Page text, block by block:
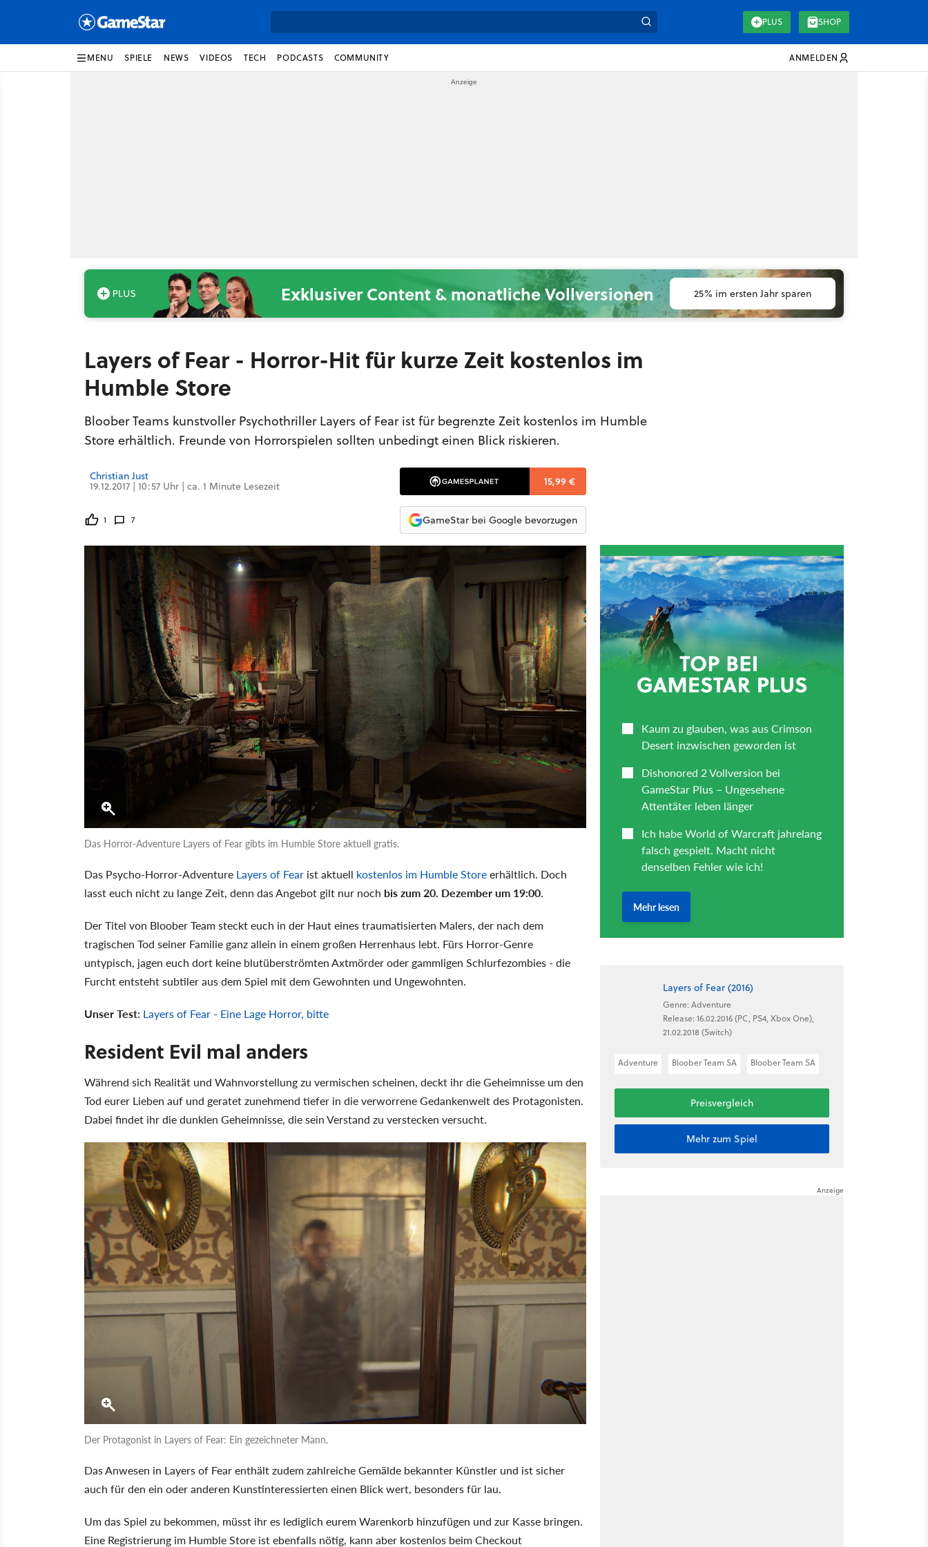
PLUS SHOP
MENU SPIELE NEWS VIDEOS TECH PODCASTS COMMUNITY ANMELDEN
Exklusiver Content & monatliche Vollversionen 25% im ersten Jahr sparen
Layers of Fear - Horror-Hit für kurze Zeit kostenlos im
Humble Store
Bloober Teams kunstvoller Psychothriller Layers of Fear ist für begrenzte Zeit kostenlos im Humble
Store erhältlich. Freunde von Horrorspielen sollten unbedingt einen Blick riskieren.
Christian Just
19.12.2017 | 10:57 Uhr | ca. 1 Minute Lesezeit
1 7
15,99 €
GameStar bei Google bevorzugen
Das Horror-Adventure Layers of Fear gibts im Humble Store aktuell gratis.
Das Psycho-Horror-Adventure Layers of Fear ist aktuell kostenlos im Humble Storeerhältlich. Doch
lasst euch nicht zu lange Zeit, denn das Angebot gilt nur noch bis zum 20. Dezember um 19:00.
Der Titel von Bloober Team steckt euch in der Haut eines traumatisierten Malers, der nach dem
tragischen Tod seiner Familie ganz allein in einem großen Herrenhaus lebt. Fürs Horror-Genre
untypisch, jagen euch dort keine blutüberströmten Axtmörder oder gammligen Schlurfezombies - die
Furcht entsteht subtiler aus dem Spiel mit dem Gewohnten und Ungewohnten.
Unser Test: Layers of Fear - Eine Lage Horror, bitte
Resident Evil mal anders
Während sich Realität und Wahnvorstellung zu vermischen scheinen, deckt ihr die Geheimnisse um den
Tod eurer Lieben auf und geratet zunehmend tiefer in die verworrene Gedankenwelt des Protagonisten.
Dabei findet ihr die dunklen Geheimnisse, die sein Verstand zu verstecken versucht.
Der Protagonist in Layers of Fear: Ein gezeichneter Mann.
Das Anwesen in Layers of Fear enthält zudem zahlreiche Gemälde bekannter Künstler und ist sicher
auch für den ein oder anderen Kunstinteressierten einen Blick wert, besonders für lau.
Um das Spiel zu bekommen, müsst ihr es lediglich eurem Warenkorb hinzufügen und zur Kasse bringen.
Eine Registrierung im Humble Store ist ebenfalls nötig, kann aber kostenlos beim Checkout
Layers of Fear (2016)
Genre: Adventure
Release: 16.02.2016 (PC, PS4, Xbox One),
21.02.2018 (Switch)
Adventure Bloober Team SA Bloober Team SA
Preisvergleich
Mehr zum Spiel